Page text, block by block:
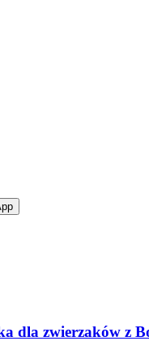
dla zwierzaków z